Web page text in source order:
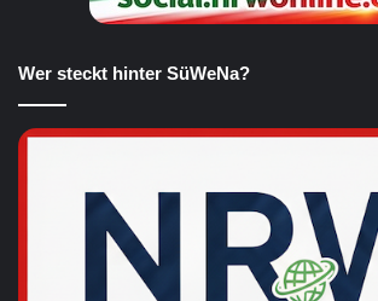
Wer steckt hinter SüWeNa?